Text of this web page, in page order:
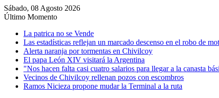
Sábado, 08 Agosto 2026
Último Momento
La patrica no se Vende
Las estadísticas reflejan un marcado descenso en el robo de
Alerta naranja por tormentas en Chivilcoy
El papa León XIV visitará la Argentina
"Nos hacen falta casi cuatro salarios para llegar a la canasta
Vecinos de Chivilcoy rellenan pozos con escombros
Ramos Nicieza propone mudar la Terminal a la ruta